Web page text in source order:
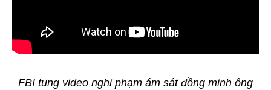
FBI tung video nghi phạm ám sát đồng minh ông